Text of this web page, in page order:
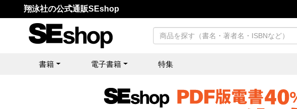
翔泳社の公式通販SEshop
書籍 電子書籍 特集